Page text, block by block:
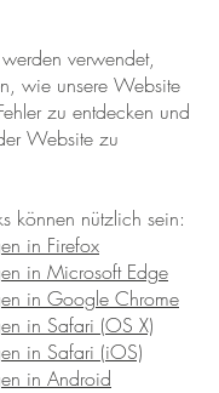
verwendet,
wie unsere Website
zu entdecken und
Website zu
können nützlich sein:
in Firefox
in Microsoft Edge
in Google Chrome
in Safari (OS X)
in Safari (iOS)
in Android